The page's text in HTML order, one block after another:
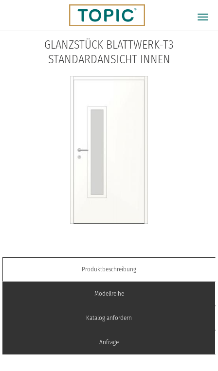
GLANZSTÜCK BLATTWERK-T3
STANDARDANSICHT INNEN
Produktbeschreibung
Modellreihe
Katalog anfordern
Anfrage